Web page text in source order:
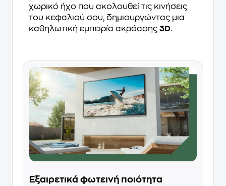
χωρικό ήχο που ακολουθεί τις κινήσεις
του κεφαλιού σου, δημιουργώντας μια
καθηλωτική εμπειρία ακρόασης 3D.
Εξαιρετικά φωτεινή ποιότητα